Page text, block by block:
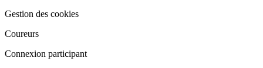
Gestion des cookies
Coureurs
Connexion participant